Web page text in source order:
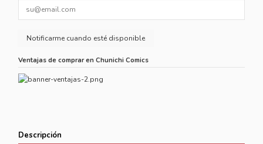
Ventajas de comprar en Chunichi Comics
Descripción